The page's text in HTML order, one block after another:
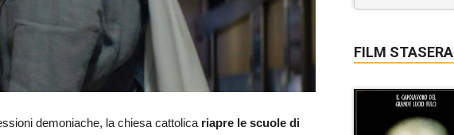
demoniache, la chiesa cattolica riapre le scuole di
FILM STASERA